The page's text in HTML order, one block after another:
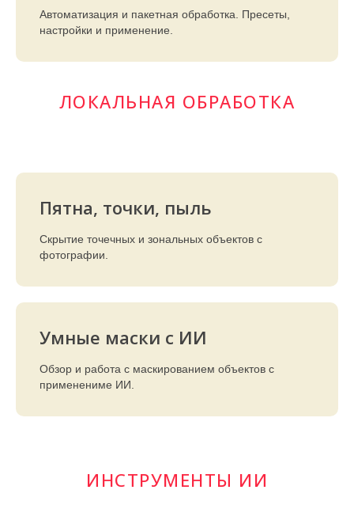
Автоматизация и пакетная обработка. Пресеты,
настройки и применение.
ЛОКАЛЬНАЯ ОБРАБОТКА
Пятна, точки, пыль
Скрытие точечных и зональных объектов с
фотографии.
Умные маски с ИИ
Обзор и работа с маскированием объектов с
применениме ИИ.
ИНСТРУМЕНТЫ ИИ